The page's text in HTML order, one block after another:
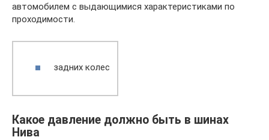
автомобилем с выдающимися характеристиками по
проходимости.
задних колес
Какое давление должно быть в шинах
Нива